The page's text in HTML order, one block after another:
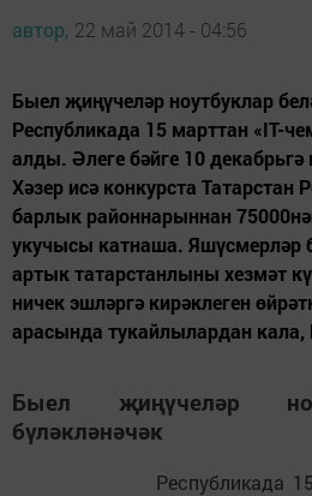
автор, 22 май 2014 - 04:56
Быел җиңүчеләр ноутбуклар
Республикада 15 марттан «IT-
алды. Әлеге бәйге 10
Хәзер исә конкурста Татарстан
барлык районнарыннан
укучысы катнаша. Яшүсмерләр
артык татарстанлыны хезмәт
ничек эшләргә кирәклеген
арасында тукайлылардан кала,
Быел җиңүчеләр
бүләкләнәчәк
Республикада